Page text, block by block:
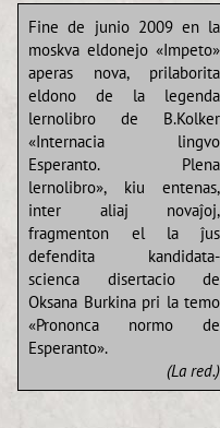
Fine de junio 2009 en la
moskva eldonejo «Impeto»
aperas nova, prilaborita
eldono de la legenda
lernolibro de B.Kolker
«Internacia lingvo
Esperanto. Plena
lernolibro», kiu entenas,
inter aliaj novaĵoj,
fragmenton el la ĵus
defendita kandidata-
scienca disertacio de
Oksana Burkina pri la temo
«Prononca normo de
Esperanto».
(La red.)